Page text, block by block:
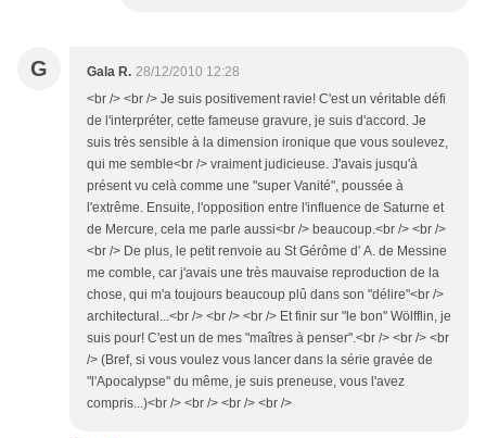
G Gala R. 28/12/2010 12:28
<br /> <br /> Je suis positivement ravie! C'est un véritable défi
de l'interpréter, cette fameuse gravure, je suis d'accord. Je
suis très sensible à la dimension ironique que vous soulevez,
qui me semble<br /> vraiment judicieuse. J'avais jusqu'à
présent vu celà comme une "super Vanité", poussée à
l'extrême. Ensuite, l'opposition entre l'influence de Saturne et
de Mercure, cela me parle aussi<br /> beaucoup.<br /> <br />
<br /> De plus, le petit renvoie au St Gérôme d' A. de Messine
me comble, car j'avais une très mauvaise reproduction de la
chose, qui m'a toujours beaucoup plû dans son "délire"<br />
architectural...<br /> <br /> <br /> Et finir sur "le bon" Wölfflin, je
suis pour! C'est un de mes "maîtres à penser".<br /> <br /> <br
/> (Bref, si vous voulez vous lancer dans la série gravée de
"l'Apocalypse" du même, je suis preneuse, vous l'avez
compris...)<br /> <br /> <br /> <br />